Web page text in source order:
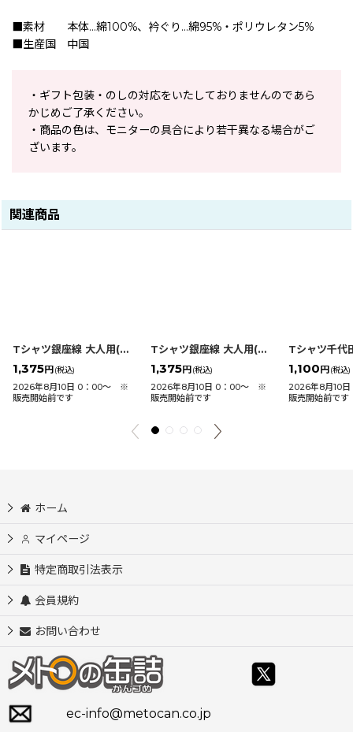
■素材 本体…綿100%、衿ぐり…綿95%・ポリウレタン5%
■生産国 中国
・ギフト包装・のしの対応をいたしておりませんのであら
かじめご了承ください。
・商品の色は、モニターの具合により若干異なる場合がご
ざいます。
関連商品
Tシャツ銀座線 大人用(Lサイズ) [4560428636404
1,375円 (税込)
2026年8月10日 0：00〜 ※
販売開始前です
Tシャツ銀座線 大人用(Mサイズ) [
1,375円 (税込)
2026年8月10日 0：00〜 ※
販売開始前です
1,100 円 (税込)
2026年8月10
販売開始前です
ホーム
マイページ
特定商取引法表示
会員規約
お問い合わせ
ec-info@metocan.co.jp